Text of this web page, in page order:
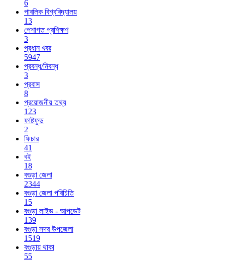
6
পাবলিক বিশ্ববিদ্যালয়
13
পেশাগত প্রশিক্ষণ
3
প্রধান খবর
5947
প্রবন্ধ/নিবন্ধ
3
প্রবাস
8
প্রয়োজনীয় তথ্য
123
ফাষ্টফুড
2
ফিচার
41
বই
18
বগুড়া জেলা
2344
বগুড়া জেলা পরিচিতি
15
বগুড়া লাইভ - আপডেট
139
বগুড়া সদর উপজেলা
1519
বগুড়ায় থাকা
55